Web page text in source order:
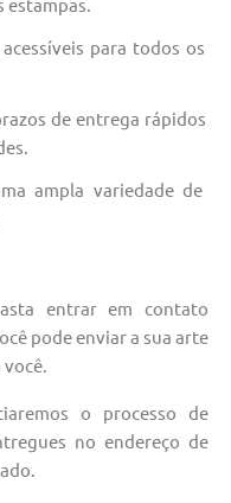
para todos os
de entrega rápidos
ampla variedade de
entrar em contato
pode enviar a sua arte
o processo de
no endereço de